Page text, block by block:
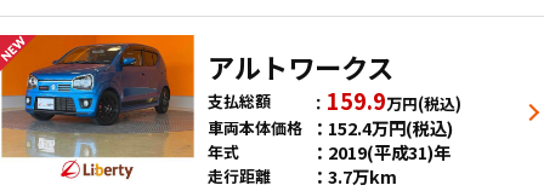
アルトワークス
支払総額 159.9万円(税込)
車両本体価格
152.4万円(税込)
年式 2019(平成31)年
走行距離 3.7万km